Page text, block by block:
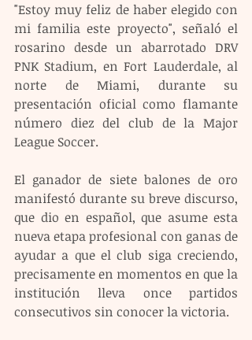
"Estoy muy feliz de haber elegido con
mi familia este proyecto", señaló el
rosarino desde un abarrotado DRV
PNK Stadium, en Fort Lauderdale, al
norte de Miami, durante su
presentación oficial como flamante
número diez del club de la Major
League Soccer.
El ganador de siete balones de oro
manifestó durante su breve discurso,
que dio en español, que asume esta
nueva etapa profesional con ganas de
ayudar a que el club siga creciendo,
precisamente en momentos en que la
institución lleva once partidos
consecutivos sin conocer la victoria.